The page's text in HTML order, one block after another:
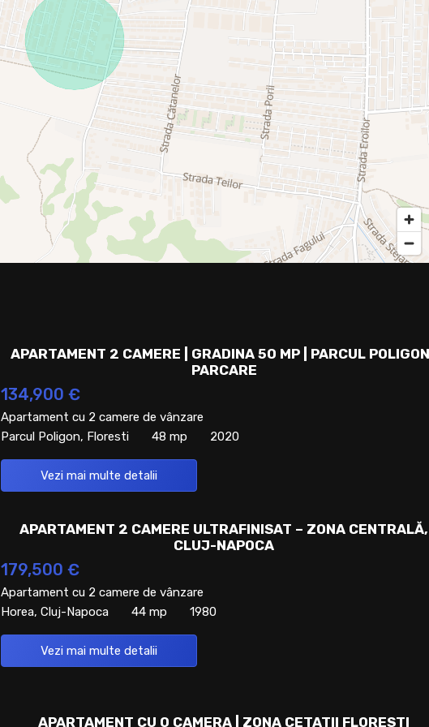
APARTAMENT 2 CAMERE | GRADINA 50 MP | PARCUL
PARCARE
134,900 €
Apartament cu 2 camere de vânzare
Parcul Poligon, Floresti
48 mp 2020
Vezi mai multe detalii
APARTAMENT 2 CAMERE ULTRAFINISAT – ZONA CENTRALĂ,
CLUJ-NAPOCA
179,500 €
Apartament cu 2 camere de vânzare
Horea, Cluj-Napoca
44 mp 1980
Vezi mai multe detalii
APARTAMENT CU O CAMERA | ZONA CETATII FLORESTI